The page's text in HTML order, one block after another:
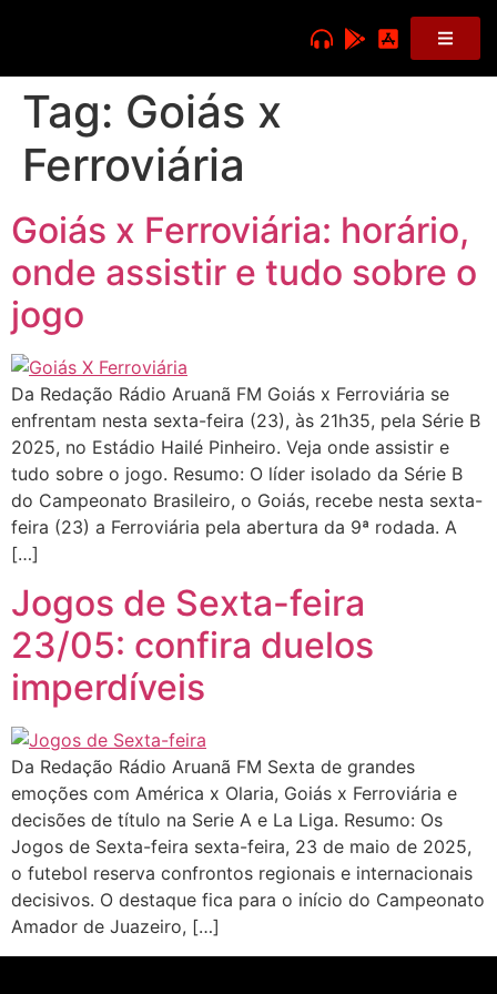
Tag: Goiás x
Ferroviária
Goiás x Ferroviária: horário,
onde assistir e tudo sobre o
jogo
Da Redação Rádio Aruanã FM Goiás x Ferroviária se
enfrentam nesta sexta-feira (23), às 21h35, pela Série B
2025, no Estádio Hailé Pinheiro. Veja onde assistir e
tudo sobre o jogo. Resumo: O líder isolado da Série B
do Campeonato Brasileiro, o Goiás, recebe nesta sexta-
feira (23) a Ferroviária pela abertura da 9ª rodada. A
[…]
Jogos de Sexta-feira
23/05: confira duelos
imperdíveis
Da Redação Rádio Aruanã FM Sexta de grandes
emoções com América x Olaria, Goiás x Ferroviária e
decisões de título na Serie A e La Liga. Resumo: Os
Jogos de Sexta-feira sexta-feira, 23 de maio de 2025,
o futebol reserva confrontos regionais e internacionais
decisivos. O destaque fica para o início do Campeonato
Amador de Juazeiro, […]